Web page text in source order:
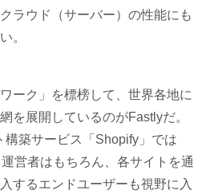
ラウド（サーバー）の性能にも
。
ーク」を標榜して、世界各地に
を展開しているのがFastlyだ。
築サービス「Shopify」では
営者はもちろん、各サイトを通
するエンドユーザーも視野に入